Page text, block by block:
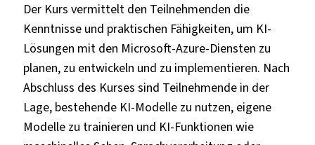
Der Kurs vermittelt den Teilnehmenden die
Kenntnisse und praktischen Fähigkeiten, um KI-
Lösungen mit den Microsoft-Azure-Diensten zu
planen, zu entwickeln und zu implementieren. Nach
Abschluss des Kurses sind Teilnehmende in der
Lage, bestehende KI-Modelle zu nutzen, eigene
Modelle zu trainieren und KI-Funktionen wie